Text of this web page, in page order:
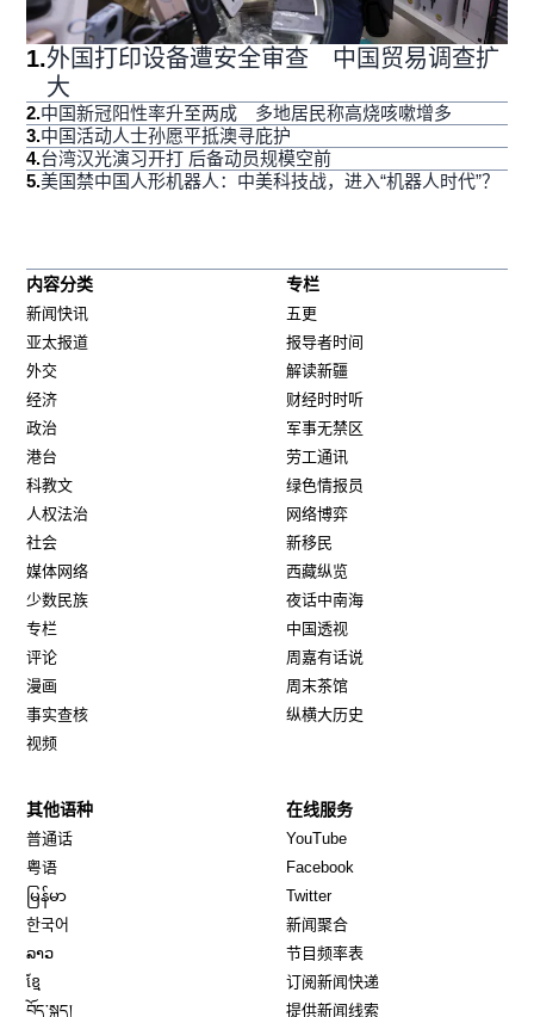
1.外国打印设备遭安全审查 中国贸易调查扩
大
2.中国新冠阳性率升至两成 多地居民称高烧咳嗽增多
3.中国活动人士孙愿平抵澳寻庇护
4.
台湾汉光演习开打 后备动员规模空前
5.美国禁中国人形机器人：中美科技战，进入“机器人时代”？
内容分类
新闻快讯
亚太报道
外交
经济
政治
港台
科教文
人权法治
社会
媒体网络
少数民族
专栏
评论
漫画
事实查核
视频
专栏
五更
报导者时间
解读新疆
财经时时听
军事无禁区
劳工通讯
绿色情报员
网络博弈
新移民
西藏纵览
夜话中南海
中国透视
周嘉有话说
周末茶馆
纵横大历史
其他语种
普通话
粤语
မြန်မာ
한국어
ລາວ
ខ្មែ
བོད་སྐད།
在线服务
YouTube
Facebook
TwitterOpens in new window
新闻聚合
节目频率表
订阅新闻快递
提供新闻线索